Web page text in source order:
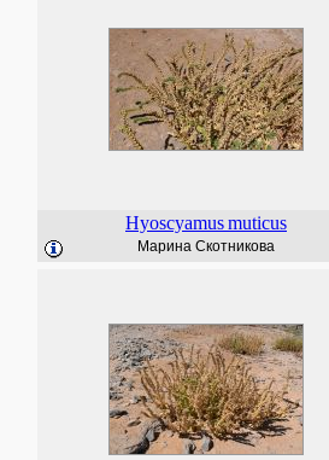
Hyoscyamusmuticus
Марина Скотникова